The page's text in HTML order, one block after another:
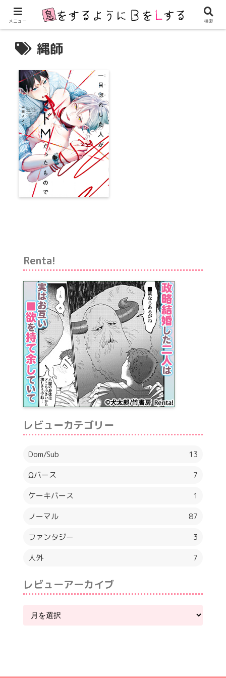
縄師
Renta!
レビューカテゴリー
Dom/Sub
13
Ωバース
7
ケーキバース
1
ノーマル
87
ファンタジー
3
人外
7
レビューアーカイブ
メニュー 検索